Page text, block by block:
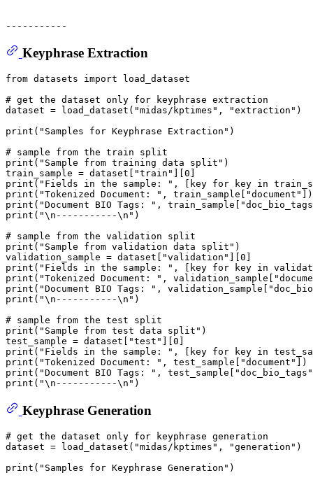
Keyphrase Extraction
from datasets import load_dataset
# get the dataset only for keyphrase extraction
dataset = load_dataset( "midas/kptimes" , "extraction" )
print ( "Samples for Keyphrase Extraction" )
# sample from the train split
print ( "Sample from training data split" )
train_sample = dataset[
"train" 0
print ( "Fields in the sample: " , [key for key in
print ( "Tokenized Document: " , train_sample[
"document"
print ( "Document BIO Tags: " , train_sample[
print ( "\n-----------\n" )
# sample from the validation split
print ( "Sample from validation data split" )
validation_sample = dataset[
"validation" 0
print ( "Fields in the sample: " , [key for key in
print ( "Tokenized Document: " , validation_sample[
print ( "Document BIO Tags: " , validation_sample[
print ( "\n-----------\n" )
# sample from the test split
print ( "Sample from test data split" )
test_sample = dataset[
"test" 0
print ( "Fields in the sample: " , [key for key in
print ( "Tokenized Document: " , test_sample[ "document"
print ( "Document BIO Tags: " , test_sample[
"doc_bio_tags"
print ( "\n-----------\n"
Keyphrase Generation
# get the dataset only for keyphrase generation
dataset = load_dataset( "midas/kptimes" , "generation" )
print ( "Samples for Keyphrase Generation" )